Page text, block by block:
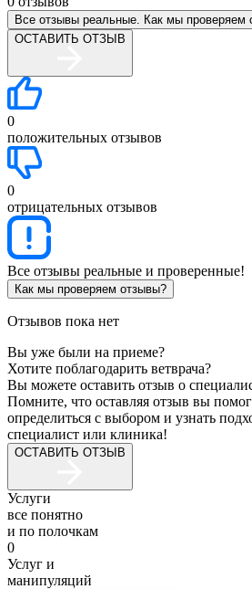
Все отзывы реальные. Как мы проверяем
ОСТАВИТЬ ОТЗЫВ
0
положительных отзывов
0
отрицательных отзывов
Все отзывы реальные и проверенные!
Как мы проверяем отзывы?
Отзывов пока нет
Вы уже были на приеме?
Хотите поблагодарить ветврача?
Вы можете оставить отзыв о
Помните, что оставляя отзыв вы
определиться с выбором и узнать
специалист или клиника!
ОСТАВИТЬ ОТЗЫВ
Услуги
все понятно
и по полочкам
0
Услуг и
манипуляций